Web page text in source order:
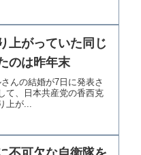
上がっていた同じ
のは昨年末
んの結婚が7日に発表さ
て、日本共産党の香西克
上が...